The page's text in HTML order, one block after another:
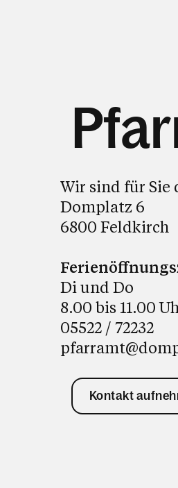
Wir sind für Sie
Domplatz 6
6800 Feldkirch
Di und Do
8.00 bis 11.00
05522 / 72232
Kontakt